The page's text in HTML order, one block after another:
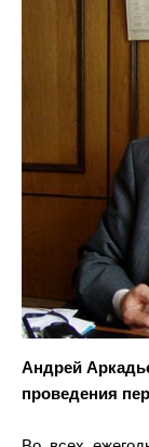
Андрей
проведения